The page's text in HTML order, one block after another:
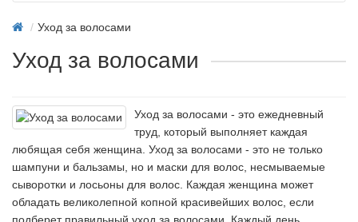
Уход за волосами
Уход за волосами
Уход за волосами - это ежедневный
труд, который выполняет каждая
любящая себя женщина. Уход за волосами - это не только
шампуни и бальзамы, но и маски для волос, несмываемые
сыворотки и лосьоны для волос. Каждая женщина может
обладать великолепной копной красивейших волос, если